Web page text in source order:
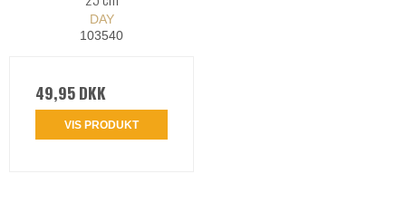
DAY
103540
49,95 DKK
VIS PRODUKT